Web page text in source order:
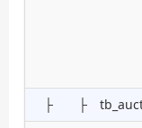
├ ├